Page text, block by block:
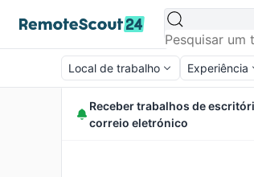
Local de trabalho Experiência
Receber trabalhos de
correio eletrónico